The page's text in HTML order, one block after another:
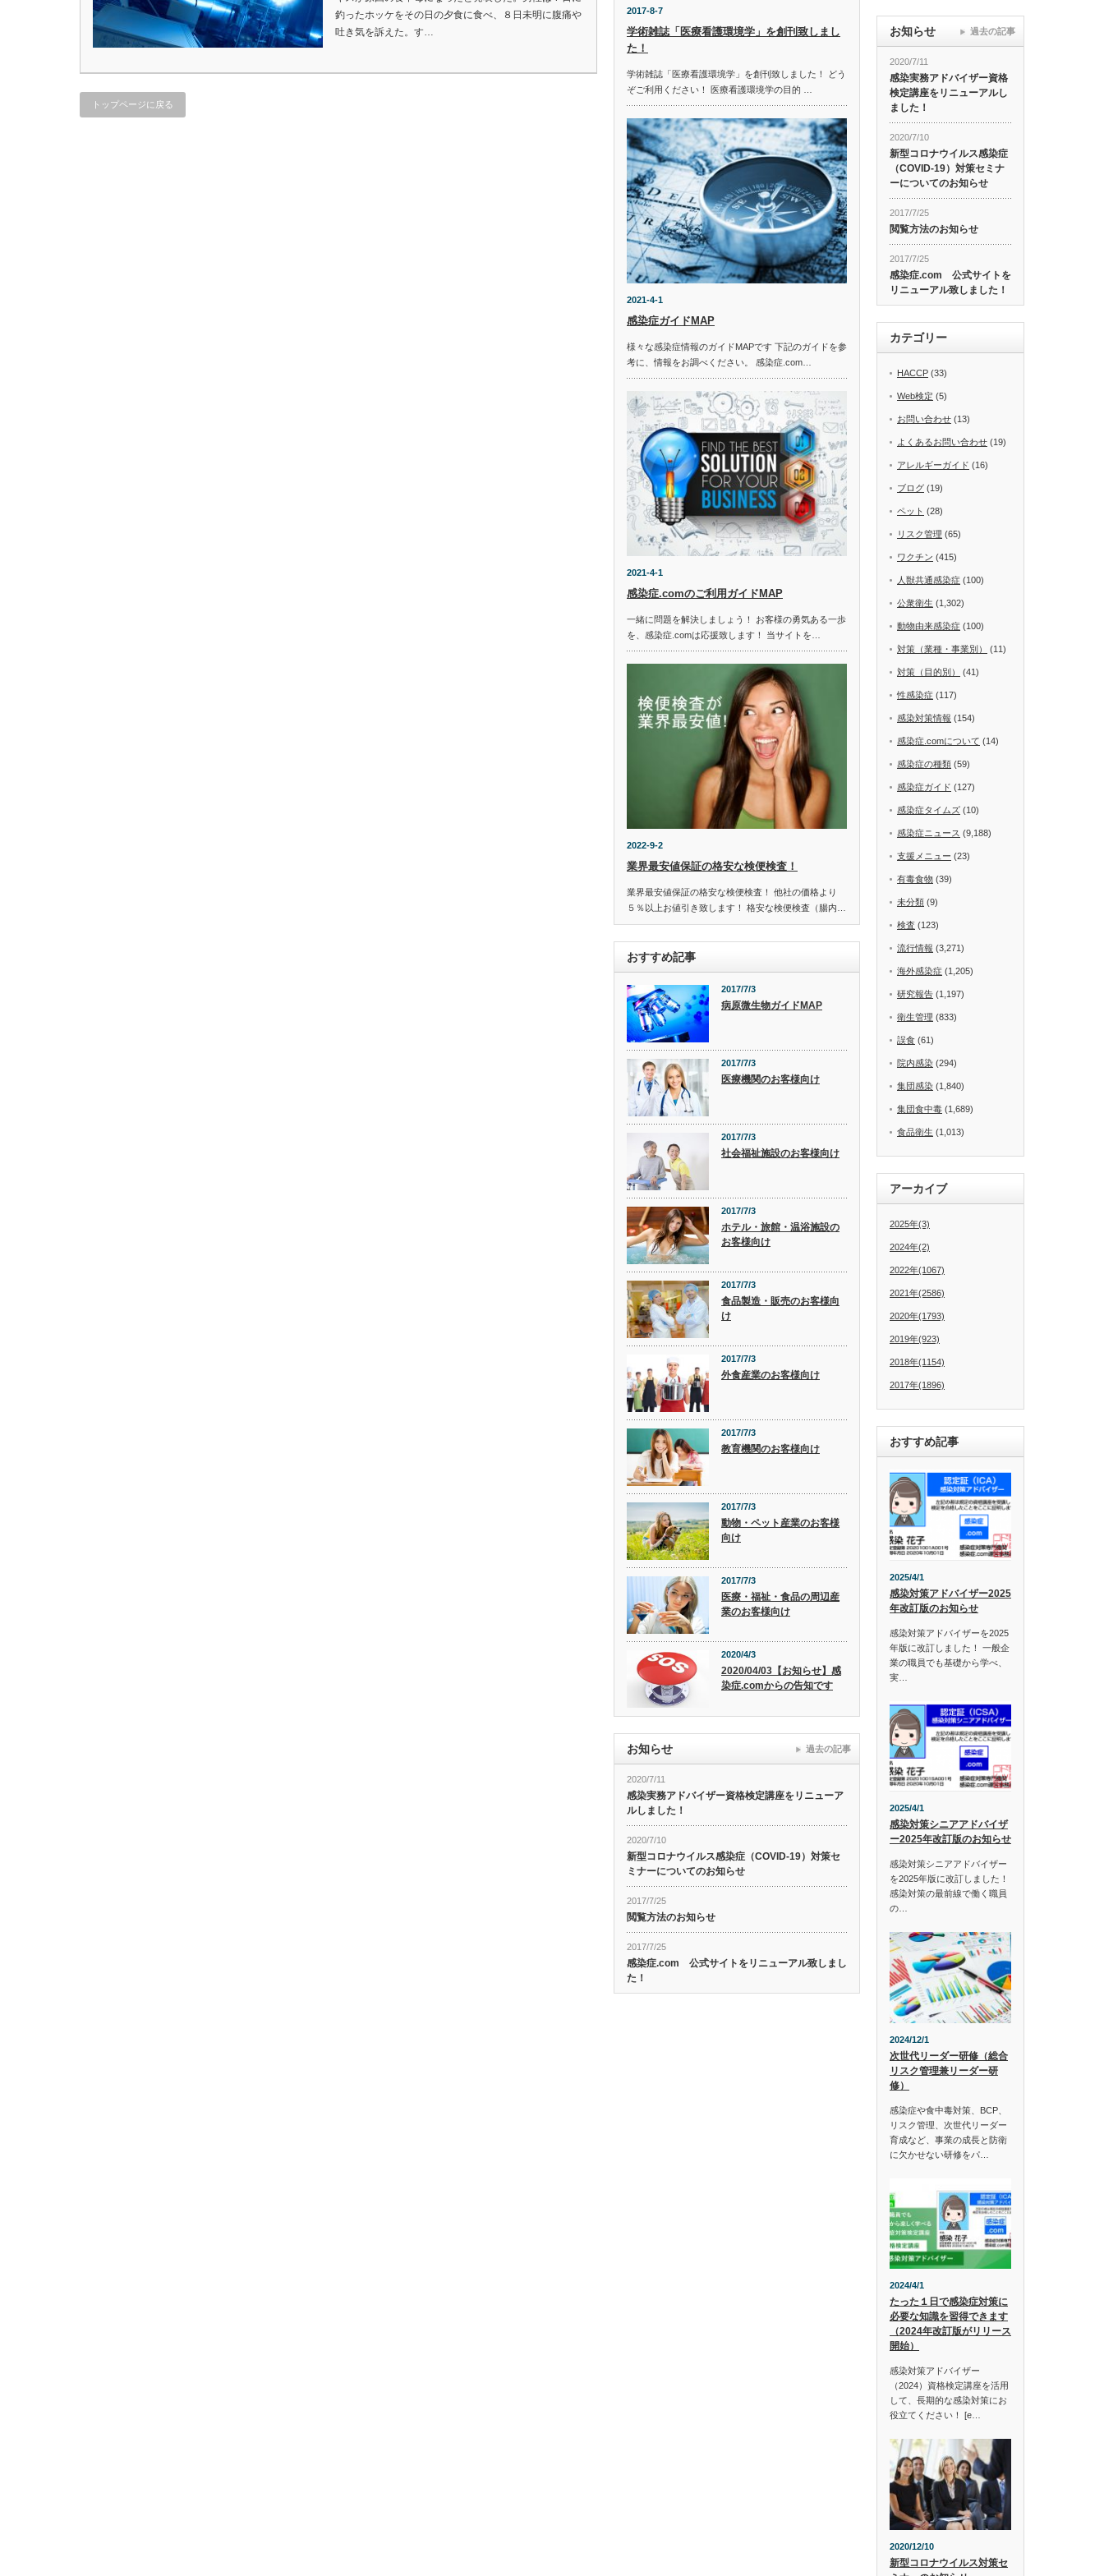
釣ったホッケをその日の夕食に食べ、８日未明に腹痛や
吐き気を訴えた。す…
トップページに戻る
2017-8-7
学術雑誌「医療看護環境学」を創刊致しまし
た！
学術雑誌「医療看護環境学」を創刊致しました！ どう
ぞご利用ください！ 医療看護環境学の目的 …
2021-4-1
感染症ガイドMAP
様々な感染症情報のガイドMAPです 下記のガイドを参
考に、情報をお調べください。 感染症.com…
2021-4-1
感染症.comのご利用ガイドMAP
一緒に問題を解決しましょう！ お客様の勇気ある一歩
を、感染症.comは応援致します！ 当サイトを…
2022-9-2
業界最安値保証の格安な検便検査！
業界最安値保証の格安な検便検査！ 他社の価格より
５％以上お値引き致します！ 格安な検便検査（腸内…
おすすめ記事
2017/7/3
病原微生物ガイドMAP
2017/7/3
医療機関のお客様向け
2017/7/3
社会福祉施設のお客様向け
2017/7/3
ホテル・旅館・温浴施設の
お客様向け
2017/7/3
食品製造・販売のお客様向
け
2017/7/3
外食産業のお客様向け
2017/7/3
教育機関のお客様向け
2017/7/3
動物・ペット産業のお客様
向け
2017/7/3
医療・福祉・食品の周辺産
業のお客様向け
2020/4/3
2020/04/03【お知らせ】感
染症.comからの告知です
お知らせ
2020/7/11
感染実務アドバイザー資格検定講座をリニューア
ルしました！
2020/7/10
新型コロナウイルス感染症（COVID-19）対策セ
ミナーについてのお知らせ
2017/7/25
閲覧方法のお知らせ
2017/7/25
感染症.com 公式サイトをリニューアル致しまし
た！
過去の記事
お知らせ
2020/7/11
感染実務アドバイザー資格
検定講座をリニューアルし
ました！
2020/7/10
新型コロナウイルス感染症
（COVID-19）対策セミナ
ーについてのお知らせ
2017/7/25
閲覧方法のお知らせ
2017/7/25
感染症.com 公式サイトを
リニューアル致しました！
過去の記事
カテゴリー
HACCP (33)
Web検定 (5)
お問い合わせ (13)
よくあるお問い合わせ (19)
アレルギーガイド (16)
ブログ (19)
ペット (28)
リスク管理 (65)
ワクチン (415)
人獣共通感染症 (100)
公衆衛生 (1,302)
動物由来感染症 (100)
対策（業種・事業別） (11)
対策（目的別） (41)
性感染症 (117)
感染対策情報 (154)
感染症.comについて (14)
感染症の種類 (59)
感染症ガイド (127)
感染症タイムズ (10)
感染症ニュース (9,188)
支援メニュー (23)
有毒食物 (39)
未分類 (9)
検査 (123)
流行情報 (3,271)
海外感染症 (1,205)
研究報告 (1,197)
衛生管理 (833)
誤食 (61)
院内感染 (294)
集団感染 (1,840)
集団食中毒 (1,689)
食品衛生 (1,013)
アーカイブ
2025年(3)
2024年(2)
2022年(1067)
2021年(2586)
2020年(1793)
2019年(923)
2018年(1154)
2017年(1896)
おすすめ記事
2025/4/1
感染対策アドバイザー2025
年改訂版のお知らせ
感染対策アドバイザーを2025
年版に改訂しました！ 一般企
業の職員でも基礎から学べ、
実…
2025/4/1
感染対策シニアアドバイザ
ー2025年改訂版のお知らせ
感染対策シニアアドバイザー
を2025年版に改訂しました！
感染対策の最前線で働く職員
の…
2024/12/1
次世代リーダー研修（総合
リスク管理兼リーダー研
修）
感染症や食中毒対策、BCP、
リスク管理、次世代リーダー
育成など、事業の成長と防衛
に欠かせない研修をパ…
2024/4/1
たった１日で感染症対策に
必要な知識を習得できます
（2024年改訂版がリリース
開始）
感染対策アドバイザー
（2024）資格検定講座を活用
して、長期的な感染対策にお
役立てください！ [e…
2020/12/10
新型コロナウイルス対策セ